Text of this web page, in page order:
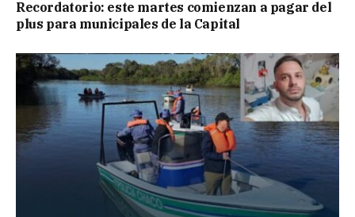
Recordatorio: este martes comienzan a pagar del
plus para municipales de la Capital